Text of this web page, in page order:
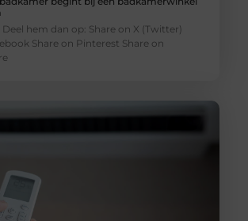
hem dan op: Share on X (Twitter)
Share on Pinterest Share on